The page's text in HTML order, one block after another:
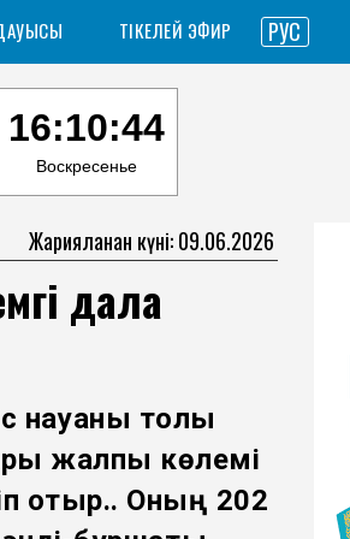
ТІКЕЛЕЙ ЭФИР РУС
16:10:44
Воскресенье
Жарияланған күні: 09.06.2026
дала
науқаны толық
жалпы көлемі
отыр.. Оның 202